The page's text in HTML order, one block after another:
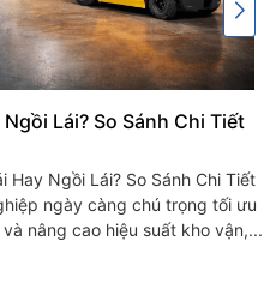
Lái? So Sánh Chi Tiết
Ngồi Lái? So Sánh Chi Tiết
ngày càng chú trọng tối ưu
nâng cao hiệu suất kho vận,...